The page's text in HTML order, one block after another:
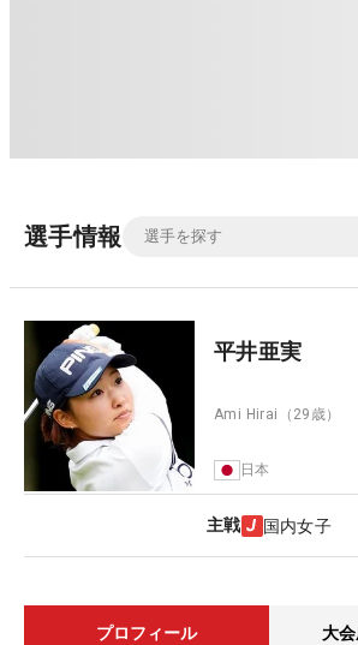
選手情報
平井亜実
Ami Hirai （29歳）
日本
主戦 国内女子
プロフィール 大